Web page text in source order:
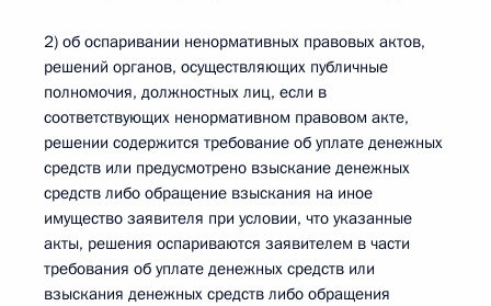
2) об оспаривании ненормативных правовых актов,
решений органов, осуществляющих публичные
полномочия, должностных лиц, если в
соответствующих ненормативном правовом акте,
решении содержится требование об уплате денежных
средств или предусмотрено взыскание денежных
средств либо обращение взыскания на иное
имущество заявителя при условии, что указанные
акты, решения оспариваются заявителем в части
требования об уплате денежных средств или
взыскания денежных средств либо обращения